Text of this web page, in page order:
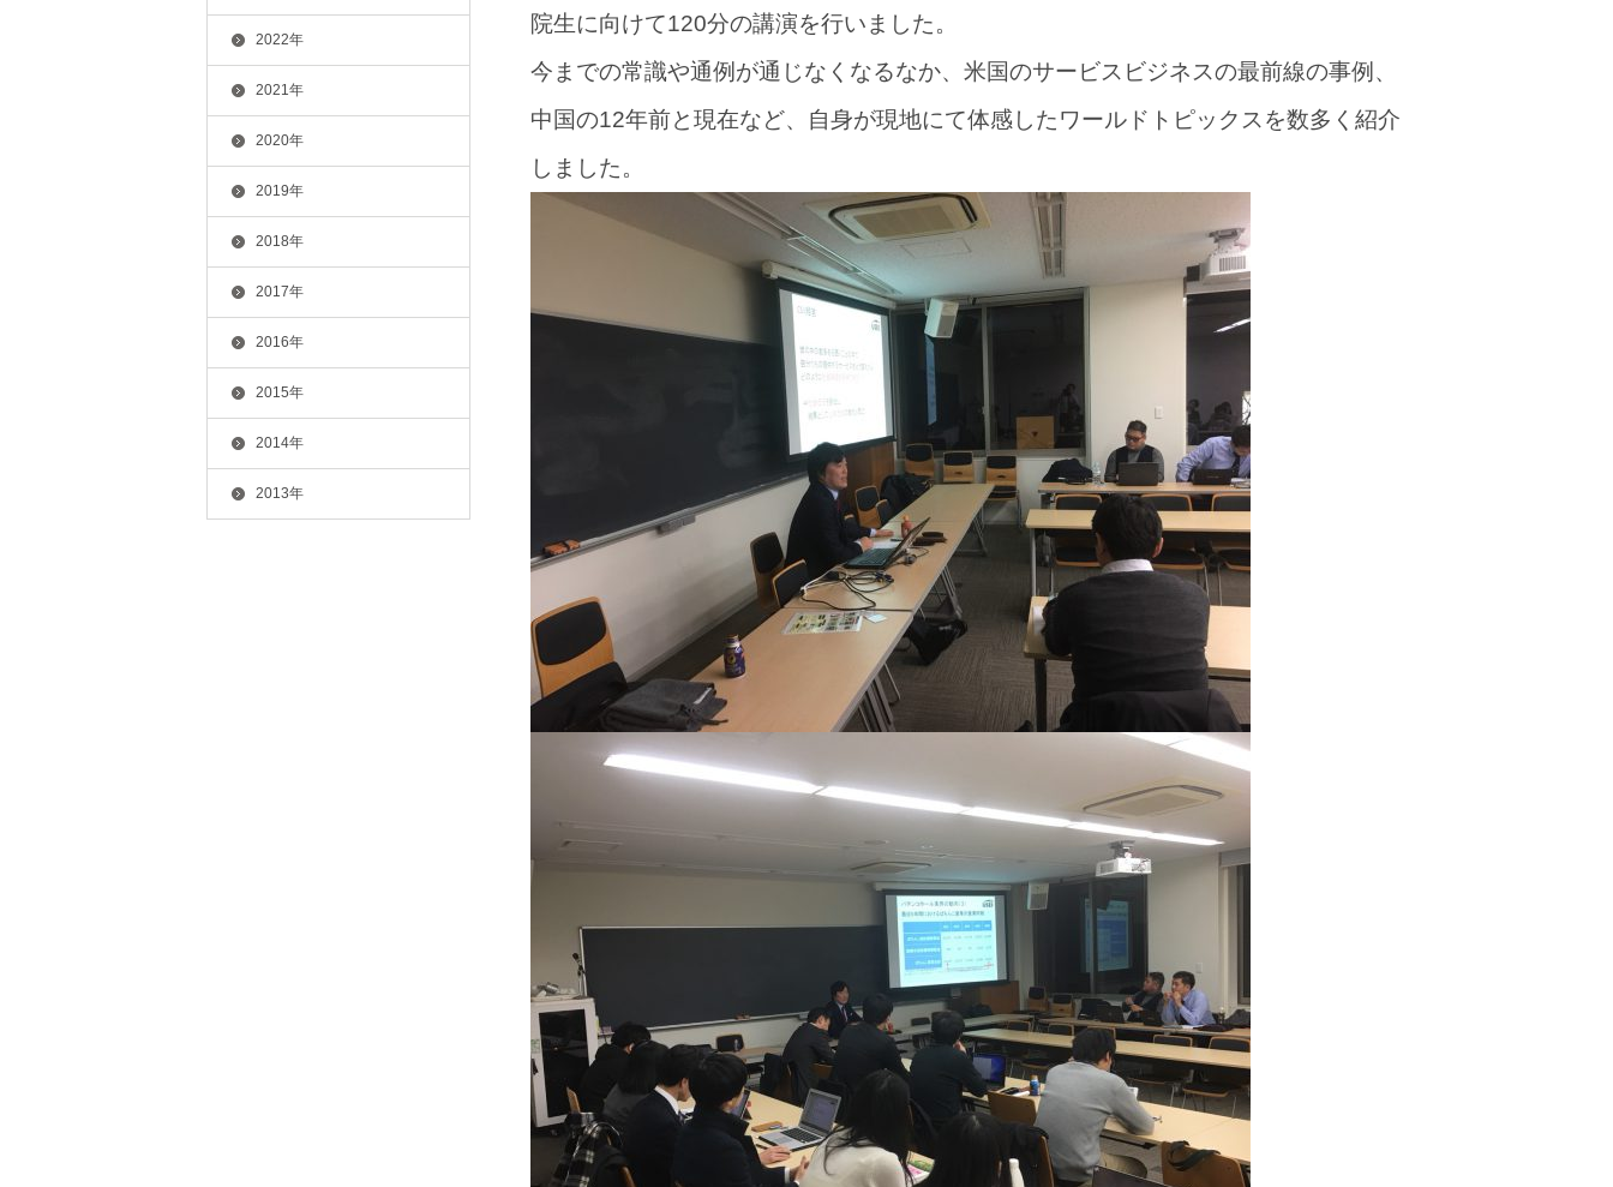
2022年
2021年
2020年
2019年
2018年
2017年
2016年
2015年
2014年
2013年
院生に向けて120分の講演を行いました。
今までの常識や通例が通じなくなるなか、米国のサービスビジネスの最前線の事例、
中国の12年前と現在など、自身が現地にて体感したワールドトピックスを数多く紹介
しました。